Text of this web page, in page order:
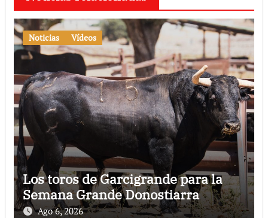
Noticias Vídeos
Los toros de Garcigrande para la
Semana Grande Donostiarra
Ago 6, 2026